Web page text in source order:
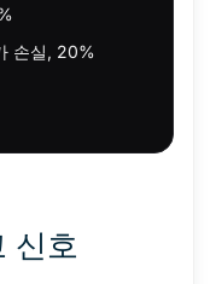
손실, 20%
신호